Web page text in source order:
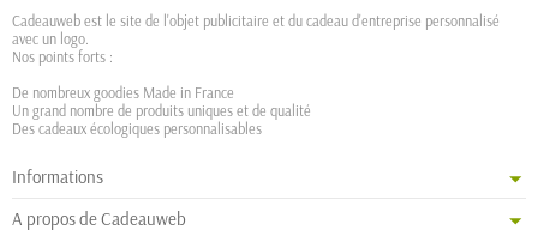
Cadeauweb est le site de l'objet publicitaire et du cadeau d'entreprise personnalisé
avec un logo.
Nos points forts :
De nombreux goodies Made in France
Un grand nombre de produits uniques et de qualité
Des cadeaux écologiques personnalisables
Informations
A propos de Cadeauweb